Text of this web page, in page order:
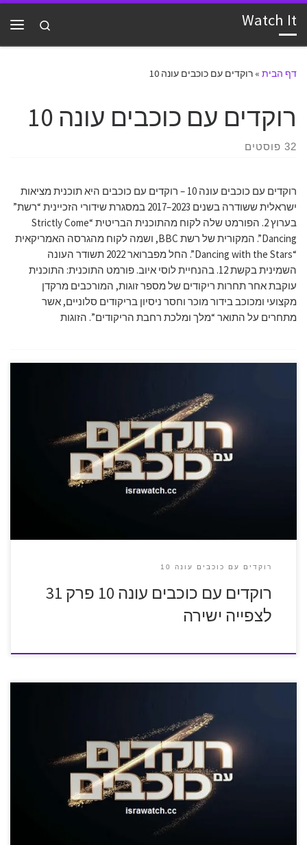
דלג לתוכן Watch It
Search
דף הבית » רוקדים עם כוכבים עונה 10
רוקדים עם כוכבים עונה 10
32 פוסטים
רוקדים עם כוכבים עונה 10 – רוקדים עם כוכבים היא תוכנית מציאות
ישראלית ששודרה בשנים 2023–2017 במסגרת שידורי הזכיינית “רשת”
בערוץ 2. הפורמט שלה לקוח מהתוכנית הבריטית “Strictly Come
Dancing”. המקורית של רשת BBC, ושמה לקוח מהגרסה האמריקאית
“Dancing with the Stars”. החל מפברואר 2022 תשודר העונה
השמינית בקשת 12. בהנחיית לוסי איוב. פורמט התוכנית: התוכנית
עוקבת אחר תחרות ריקודים של מספר זוגות, המורכבים מרקדן
מקצועי ומכוכב בידור מוכר וחסר ניסיון בריקודים סלוניים, אשר
מתחרים על התואר “מלך ומלכת רחבת הריקודים”. הזוגות
רוקדים עם כוכבים עונה 10
רוקדים עם כוכבים עונה 10 פרק 31
לצפייה ישירה